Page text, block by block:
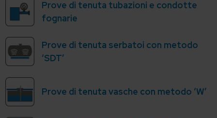
Prove di tenuta tubazioni e condotte
fognarie
Prove di tenuta serbatoi con metodo
‘SDT’
Prove di tenuta vasche con metodo ‘W’